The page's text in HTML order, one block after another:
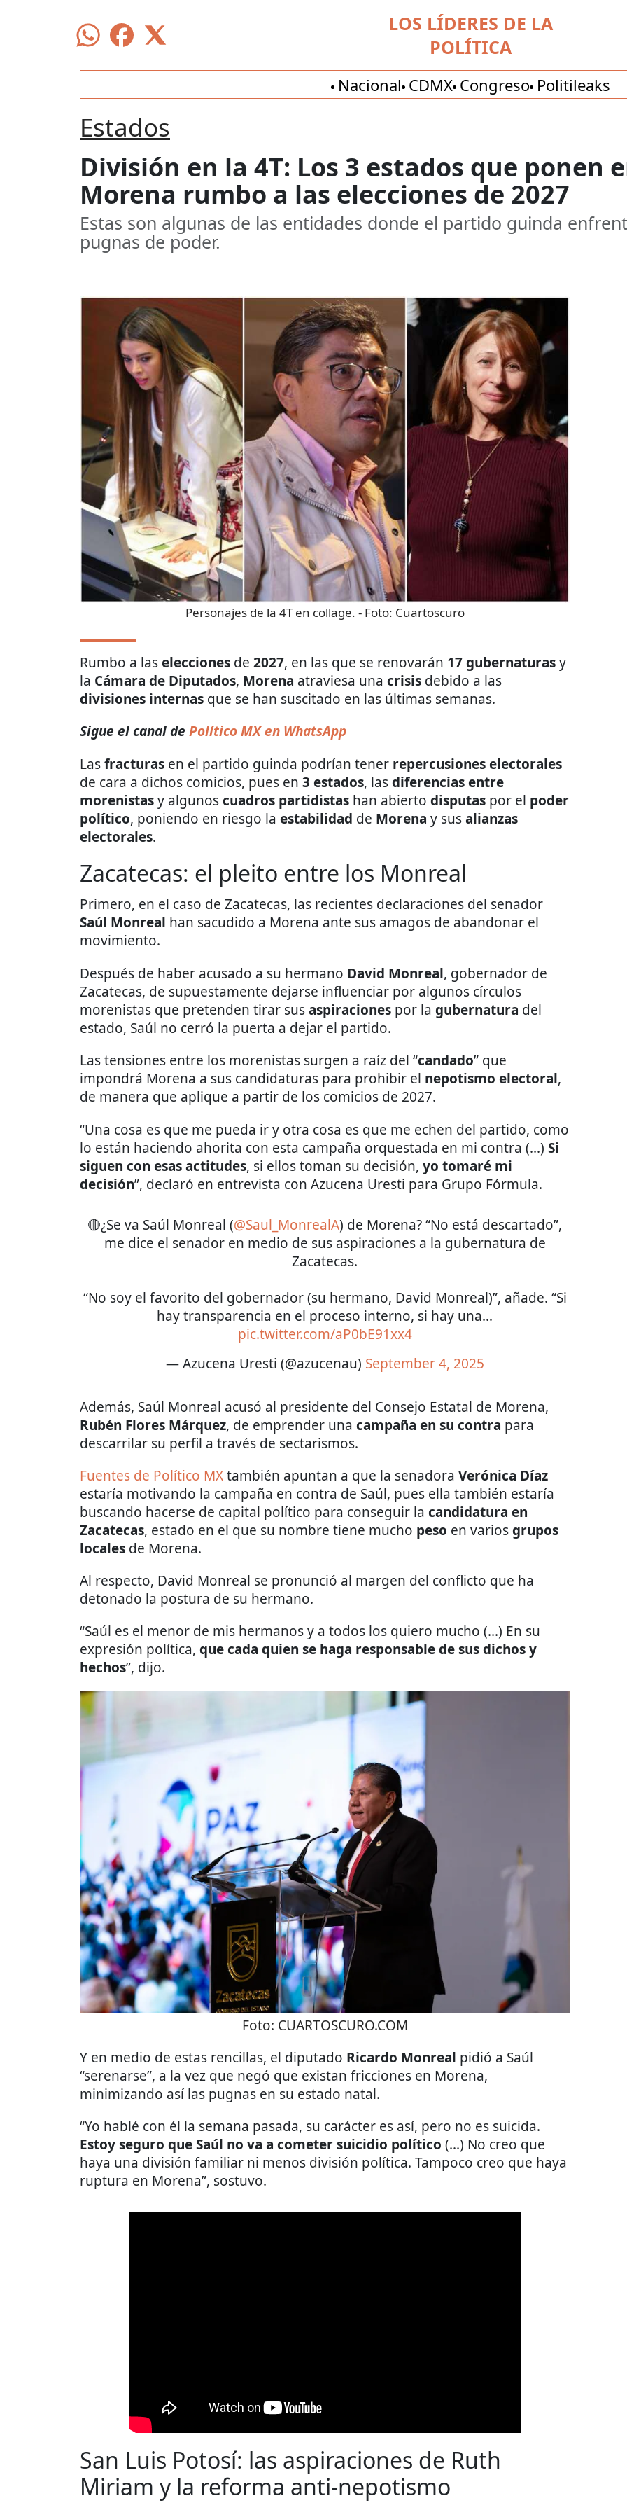
LOS LÍDERES DE LA
POLÍTICA
Nacional CDMX Congreso Politileaks
Estados
División en la 4T: Los 3 estados que ponen
Morena rumbo a las elecciones de 2027
Estas son algunas de las entidades donde el partido guinda
pugnas de poder.
Personajes de la 4T en collage. - Foto: Cuartoscuro
Rumbo a laselecciones de 2027, en las que se renovarán 17 gubernaturasy
la Cámara de Diputados, Morena atraviesa una crisis debido a las
divisiones internas que se han suscitado en las últimas semanas.
Sigue el canal de Político MX en WhatsApp
Lasfracturas en el partido guinda podrían tener repercusioneselectorales
de cara a dichos comicios, pues en 3 estados, lasdiferencias entre
morenistasy algunoscuadros partidistas han abierto disputas por el poder
político, poniendo en riesgo la estabilidad de Morena y susalianzas
electorales.
Zacatecas: el pleito entre los Monreal
Primero, en el caso de Zacatecas, las recientes declaraciones del senador
Saúl Monreal han sacudido a Morena ante sus amagos de abandonar el
movimiento.
Después de haber acusado a su hermano David Monreal, gobernador de
Zacatecas, de supuestamente dejarse influenciar por algunos círculos
morenistas que pretenden tirar susaspiraciones por la gubernatura del
estado, Saúl no cerró la puerta a dejar el partido.
Las tensiones entre los morenistas surgen a raíz del “candado” que
impondrá Morena a sus candidaturas para prohibir el nepotismo electoral,
de manera que aplique a partir de los comicios de 2027.
“Una cosa es que me pueda ir y otra cosa es que me echen del partido, como
lo están haciendo ahorita con esta campaña orquestada en mi contra (...) Si
siguen con esas actitudes, si ellos toman su decisión, yo tomaré mi
decisión”, declaró en entrevista con Azucena Uresti para Grupo Fórmula.
🔴¿Se va Saúl Monreal (@Saul_MonrealA) de Morena? “No está descartado”,
me dice el senador en medio de sus aspiraciones a la gubernatura de
Zacatecas.
“No soy el favorito del gobernador (su hermano, David Monreal)”, añade. “Si
hay transparencia en el proceso interno, si hay una…
pic.twitter.com/aP0bE91xx4
— Azucena Uresti (@azucenau) September 4, 2025
Además, Saúl Monreal acusó al presidente del Consejo Estatal de Morena,
Rubén Flores Márquez, de emprender una campaña en su contra para
descarrilar su perfil a través de sectarismos.
Fuentes de Político MXtambién apuntan a que la senadora Verónica Díaz
estaría motivando la campaña en contra de Saúl, pues ella también estaría
buscando hacerse de capital político para conseguir la candidatura en
Zacatecas, estado en el que su nombre tiene mucho peso en variosgrupos
locales de Morena.
Al respecto, David Monreal se pronunció al margen del conflicto que ha
detonado la postura de su hermano.
“Saúl es el menor de mis hermanos y a todos los quiero mucho (...) En su
expresión política, que cada quien se haga responsable de sus dichos y
hechos”, dijo.
Foto: CUARTOSCURO.COM
Y en medio de estas rencillas, el diputado Ricardo Monreal pidió a Saúl
“serenarse”, a la vez que negó que existan fricciones en Morena,
minimizando así las pugnas en su estado natal.
“Yo hablé con él la semana pasada, su carácter es así, pero no es suicida.
Estoy seguro que Saúl no va a cometer suicidio político (...) No creo que
haya una división familiar ni menos división política. Tampoco creo que haya
ruptura en Morena”, sostuvo.
San Luis Potosí: las aspiraciones de Ruth
Miriam y la reforma anti-nepotismo